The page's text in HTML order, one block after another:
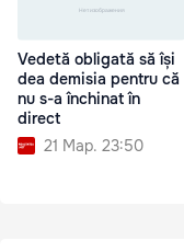
Vedetă obligată să își
dea demisia pentru că
nu s-a închinat în
direct
21 Мар. 23:50